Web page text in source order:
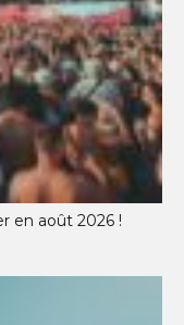
en août 2026 !